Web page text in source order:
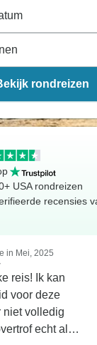
een
rondreizen
USA rondreizen
recensies
in Mei, 2025
Ik kan
voor deze
niet volledig
echt al